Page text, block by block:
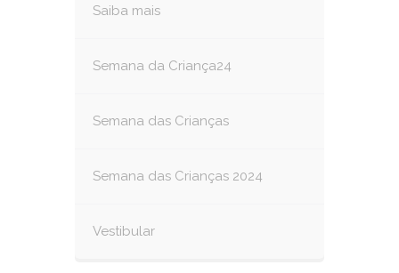
Saiba mais
Semana da Criança24
Semana das Crianças
Semana das Crianças 2024
Vestibular